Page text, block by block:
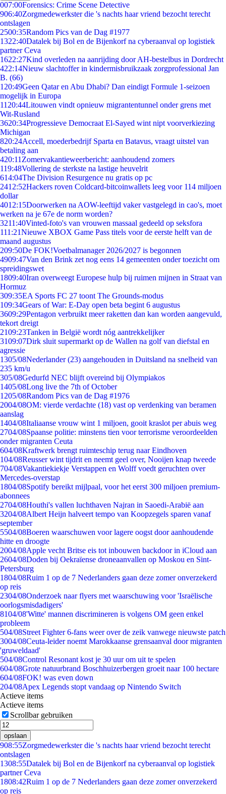
007:00Forensics: Crime Scene Detective
906:40Zorgmedewerkster die 's nachts haar vriend bezocht terecht
ontslagen
2500:35Random Pics van de Dag #1977
1322:40Datalek bij Bol en de Bijenkorf na cyberaanval op logistiek
partner Ceva
1622:27Kind overleden na aanrijding door AH-bestelbus in Dordrecht
422:14Nieuw slachtoffer in kindermisbruikzaak zorgprofessional Jan
B. (66)
1 20:49Geen Qatar en Abu Dhabi? Dan eindigt Formule 1-seizoen
mogelijk in Europa
11 20:44Litouwen vindt opnieuw migrantentunnel onder grens met
Wit-Rusland
3620:34Progressieve Democraat El-Sayed wint nipt voorverkiezing
Michigan
820:24Accell, moederbedrijf Sparta en Batavus, vraagt uitstel van
betaling aan
420:11 Zomervakantieweerbericht: aanhoudend zomers
119:48Vollering de sterkste na lastige heuvelrit
614:04The Division Resurgence nu gratis op pc
2412:52Hackers roven Coldcard-bitcoinwallets leeg voor 114 miljoen
dollar
4012:15Doorwerken na AOW-leeftijd vaker vastgelegd in cao's, moet
werken na je 67e de norm worden?
3211:40Vinted-foto's van vrouwen massaal gedeeld op seksfora
111:21Nieuwe XBOX Game Pass titels voor de eerste helft van de
maand augustus
209:50De FOK!Voetbalmanager 2026/2027 is begonnen
4909:47Van den Brink zet nog eens 14 gemeenten onder toezicht om
spreidingswet
1809:40Iran overweegt Europese hulp bij ruimen mijnen in Straat van
Hormuz
309:35EA Sports FC 27 toont The Grounds-modus
109:34Gears of War: E-Day open beta begint 6 augustus
3609:29Pentagon verbruikt meer raketten dan kan worden aangevuld,
tekort dreigt
2109:23Tanken in België wordt nóg aantrekkelijker
3109:07Dirk sluit supermarkt op de Wallen na golf van diefstal en
agressie
1305/08Nederlander (23) aangehouden in Duitsland na snelheid van
235 km/u
305/08Gedurfd NEC blijft overeind bij Olympiakos
1405/08Long live the 7th of October
1205/08Random Pics van de Dag #1976
2004/08OM: vierde verdachte (18) vast op verdenking van beramen
aanslag
1404/08Italiaanse vrouw wint 1 miljoen, gooit kraslot per abuis weg
2704/08Spaanse politie: minstens tien voor terrorisme veroordeelden
onder migranten Ceuta
604/08Kraftwerk brengt ruimteschip terug naar Eindhoven
104/08Reusser wint tijdrit en neemt geel over, Nooijen knap tweede
704/08Vakantiekiekje Verstappen en Wolff voedt geruchten over
Mercedes-overstap
1804/08Spotify bereikt mijlpaal, voor het eerst 300 miljoen premium-
abonnees
2704/08Houthi's vallen luchthaven Najran in Saoedi-Arabië aan
3204/08Albert Heijn halveert tempo van Koopzegels sparen vanaf
september
5504/08Boeren waarschuwen voor lagere oogst door aanhoudende
hitte en droogte
2004/08Apple vecht Britse eis tot inbouwen backdoor in iCloud aan
2604/08Doden bij Oekraïense droneaanvallen op Moskou en Sint-
Petersburg
1804/08Ruim 1 op de 7 Nederlanders gaan deze zomer onverzekerd
op reis
2304/08Onderzoek naar flyers met waarschuwing voor 'Israëlische
oorlogsmisdadigers'
8104/08'Witte' mannen discrimineren is volgens OM geen enkel
probleem
504/08Street Fighter 6-fans weer over de zeik vanwege nieuwste patch
3004/08Ceuta-leider noemt Marokkaanse grensaanval door migranten
'gruweldaad'
504/08Control Resonant kost je 30 uur om uit te spelen
604/08Grote natuurbrand Boschhuizerbergen groeit naar 100 hectare
604/08FOK! was even down
204/08Apex Legends stopt vandaag op Nintendo Switch
Actieve items
Actieve items
Scrollbar gebruiken
opslaan
908:55Zorgmedewerkster die 's nachts haar vriend bezocht terecht
ontslagen
1308:55Datalek bij Bol en de Bijenkorf na cyberaanval op logistiek
partner Ceva
1808:42Ruim 1 op de 7 Nederlanders gaan deze zomer onverzekerd
op reis